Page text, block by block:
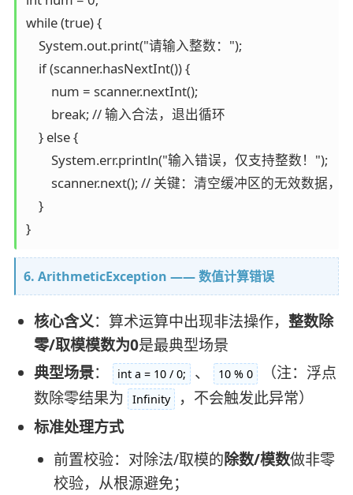
while (true) {
    System.out.print("请输入整数：");
    if (scanner.hasNextInt()) {
        num = scanner.nextInt();
        break; // 输入合法，退出循环
    } else {
        System.err.println("输入错误，仅支持整数！");
scanner.next(); // 关键：清空缓冲区的无效数据
    }
}
6. ArithmeticException —— 数值计算错误
核心含义：算术运算中出现非法操作， 整数除
零/取模模数为0是最典型场景
典型场景： int a = 10 / 0; 、 10 % 0
（注：浮点
数除零结果为
Infinity
，不会触发此异常）
标准处理方式
前置校验：对除法/取模的除数/模数做非零
校验，从根源避免；